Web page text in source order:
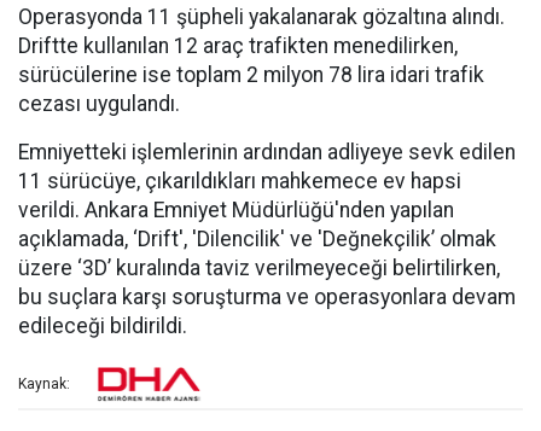
Operasyonda 11 şüpheli yakalanarak gözaltına alındı.
Driftte kullanılan 12 araç trafikten menedilirken,
sürücülerine ise toplam 2 milyon 78 lira idari trafik
cezası uygulandı.
Emniyetteki işlemlerinin ardından adliyeye sevk edilen
11 sürücüye, çıkarıldıkları mahkemece ev hapsi
verildi. Ankara Emniyet Müdürlüğü'nden yapılan
açıklamada, ‘Drift', 'Dilencilik' ve 'Değnekçilik’ olmak
üzere ‘3D’ kuralında taviz verilmeyeceği belirtilirken,
bu suçlara karşı soruşturma ve operasyonlara devam
edileceği bildirildi.
Kaynak: